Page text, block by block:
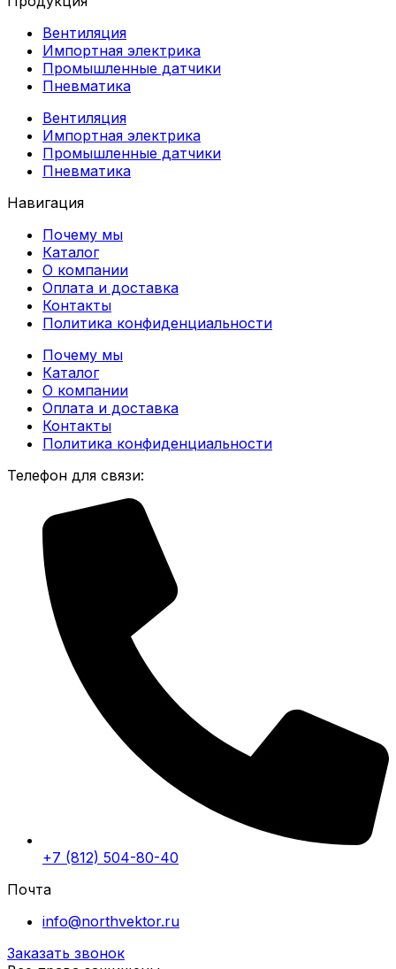
Вентиляция
Импортная электрика
Промышленные датчики
Пневматика
Вентиляция
Импортная электрика
Промышленные датчики
Пневматика
Навигация
Почему мы
Каталог
О компании
Оплата и доставка
Контакты
Политика конфиденциальности
Почему мы
Каталог
О компании
Оплата и доставка
Контакты
Политика конфиденциальности
Телефон для связи:
+7 (812) 504-80-40
Почта
info@northvektor.ru
Заказать звонок